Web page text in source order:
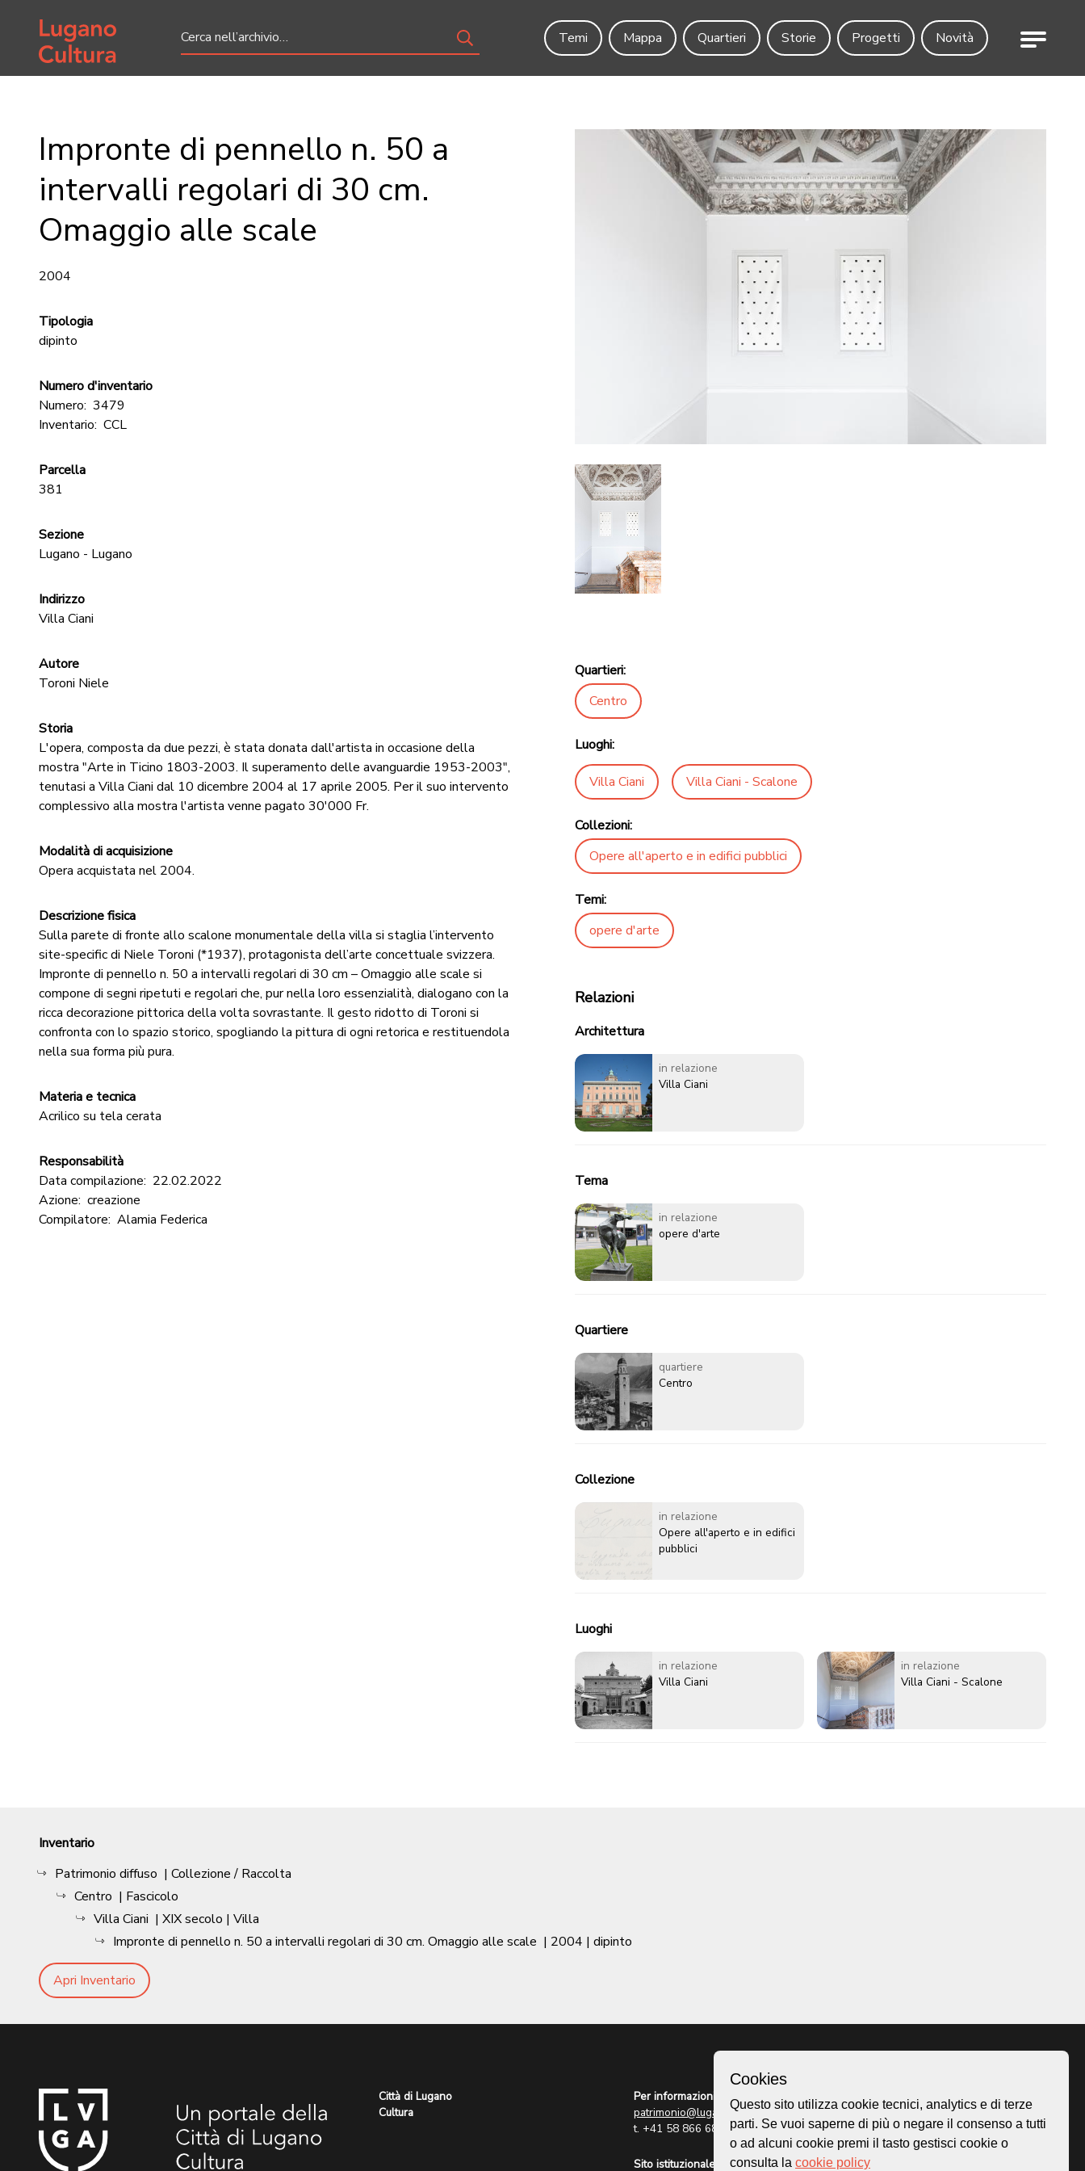
Home page
Temi
Mappa Quartieri Storie Progetti Novità Menu
Impronte di pennello n. 50 a
intervalli regolari di 30 cm.
Omaggio alle scale
2004
Tipologia
dipinto
Numero d'inventario
Numero: 3479
Inventario: CCL
Parcella
381
Sezione
Lugano - Lugano
Indirizzo
Villa Ciani
Autore
Toroni Niele
Storia
L'opera, composta da due pezzi, è stata donata dall'artista in occasione della
mostra "Arte in Ticino 1803-2003. Il superamento delle avanguardie 1953-2003",
tenutasi a Villa Ciani dal 10 dicembre 2004 al 17 aprile 2005. Per il suo intervento
complessivo alla mostra l'artista venne pagato 30'000 Fr.
Modalità di acquisizione
Opera acquistata nel 2004.
Descrizione fisica
Sulla parete di fronte allo scalone monumentale della villa si staglia l’intervento
site-specific di Niele Toroni (*1937), protagonista dell’arte concettuale svizzera.
Impronte di pennello n. 50 a intervalli regolari di 30 cm – Omaggio alle scale si
compone di segni ripetuti e regolari che, pur nella loro essenzialità, dialogano con la
ricca decorazione pittorica della volta sovrastante. Il gesto ridotto di Toroni si
confronta con lo spazio storico, spogliando la pittura di ogni retorica e restituendola
nella sua forma più pura.
Materia e tecnica
Acrilico su tela cerata
Responsabilità
Data compilazione: 22.02.2022
Azione: creazione
Compilatore: Alamia Federica
Quartieri:
Centro
Luoghi:
Villa Ciani Villa Ciani - Scalone
Collezioni:
Opere all'aperto e in edifici pubblici
Temi:
opere d'arte
Relazioni
Architettura
in relazione
Villa Ciani
Tema
in relazione
opere d'arte
Quartiere
quartiere
Centro
Collezione
in relazione
Opere all'aperto e in edifici
pubblici
Luoghi
in relazione
Villa Ciani
in relazione
Villa Ciani - Scalone
Inventario
Patrimonio diffuso | Collezione / Raccolta
Centro | Fascicolo
Villa Ciani | XIX secolo | Villa
Impronte di pennello n. 50 a intervalli regolari di 30 cm. Omaggio alle scale | 2004 | dipinto
Apri Inventario
Città di Lugano
Cultura
Per informazioni:
patrimonio@lugano.ch
t. +41 58 866 68 50
Sito istituzionale:
Homepage
Mappa
Storie
Cookies
Questo sito utilizza cookie tecnici, analytics e di terze
parti. Se vuoi saperne di più o negare il consenso a tutti
o ad alcuni cookie premi il tasto gestisci cookie o
consulta la cookie policy